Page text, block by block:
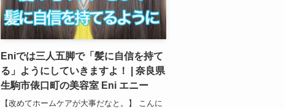
Eniでは三人五脚で「髪に自信を持て
る」ようにしていきますよ！ | 奈良県
生駒市俵口町の美容室 Eni エニー
【改めてホームケアが大事だなと。】 こんに